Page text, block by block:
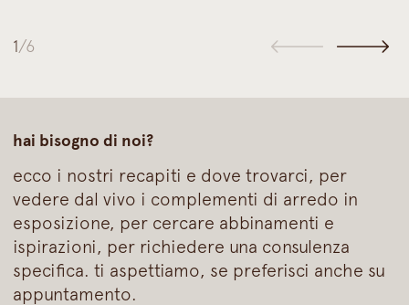
1/6
hai bisogno di noi?
ecco i nostri recapiti e dove trovarci, per
vedere dal vivo i complementi di arredo in
esposizione, per cercare abbinamenti e
ispirazioni, per richiedere una consulenza
specifica. ti aspettiamo, se preferisci anche su
appuntamento.